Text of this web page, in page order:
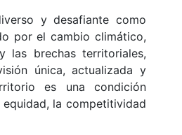
y desafiante como
por el cambio climático,
las brechas territoriales,
única, actualizada y
es una condición
la competitividad